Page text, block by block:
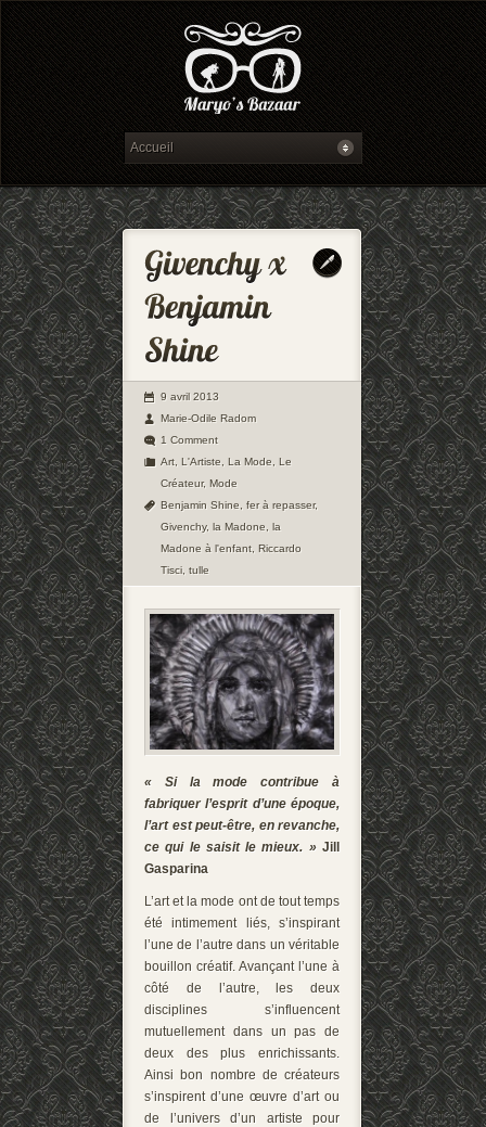
9 avril 2013
Marie-Odile Radom
1 Comment
Art L'Artiste La Mode
Le
Créateur, Mode
Benjamin Shine
fer à repasser,
Givenchy, la Madone
la
Madone à l'enfant Riccardo
Tisci tulle
« Si la mode contribue à
fabriquer l’esprit d’une époque,
l’art est peut-être, en revanche,
ce qui le saisit le mieux. » Jill
Gasparina
L’art et la mode ont de tout temps
été intimement liés, s’inspirant
l’une de l’autre dans un véritable
bouillon créatif. Avançant l’une à
côté de l’autre, les deux
disciplines s’influencent
mutuellement dans un pas de
deux des plus enrichissants.
Ainsi bon nombre de créateurs
s’inspirent d’une œuvre d’art ou
de l’univers d’un artiste pour